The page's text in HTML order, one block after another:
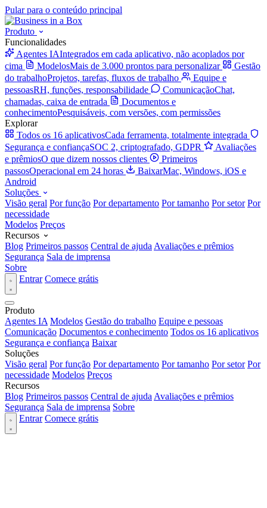
Pular para o conteúdo principal
Produto
Funcionalidades
Agentes IAIntegrados em cada aplicativo, não acoplados por
cima
ModelosMais de 3.000 prontos para personalizar
Gestão
do trabalhoProjetos, tarefas, fluxos de trabalho
Equipe e
pessoasRH, funções, responsabilidade ComunicaçãoChat,
chamadas, caixa de entrada
Documentos e
conhecimentoPesquisáveis, com versões, com permissões
Explorar
Todos os 16 aplicativosCada ferramenta, totalmente integrada
Segurança e confiançaSOC 2, criptografado, GDPR
Avaliações
e prêmiosO que dizem nossos clientes
Primeiros
passosOperacional em 24 horas BaixarMac, Windows, iOS e
Android
Soluções
Visão geral Por função Por departamento Por tamanho Por setor Por
necessidade
Modelos Preços
Recursos
Blog Primeiros passos Central de ajuda Avaliações e prêmios
Segurança Sala de imprensa
Sobre
Entrar Comece grátis
Produto
Agentes IA Modelos Gestão do trabalho Equipe e pessoas
Comunicação Documentos e conhecimento Todos os 16 aplicativos
Segurança e confiança Baixar
Soluções
Visão geral Por função Por departamento Por tamanho Por setor Por
necessidade Modelos Preços
Recursos
Blog Primeiros passos Central de ajuda Avaliações e prêmios
Segurança Sala de imprensa Sobre
Entrar Comece grátis